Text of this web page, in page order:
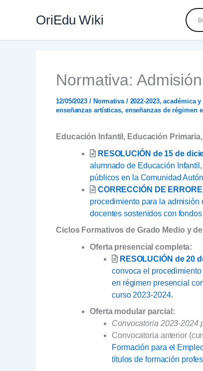
OriEdu Wiki
Normativa:
12/05/2023 / Normativa/ 2022-2023,académica
enseñanzas artísticas, enseñanzas de régimen
Educación Infantil, Educación
RESOLUCIÓN de 15 de
alumnado de Educación
públicos en la Comunidad
CORRECCIÓN DE
procedimiento para la
docentes sostenidos con
Ciclos Formativos de Grado Medio y
Oferta presencial completa:
RESOLUCIÓN de 20
convoca el
en régimen presencial
curso 2023-2024.
Oferta modular parcial:
Convocatoria 2023-2024
Convocatoria anterior
Formación para el
títulos de formación